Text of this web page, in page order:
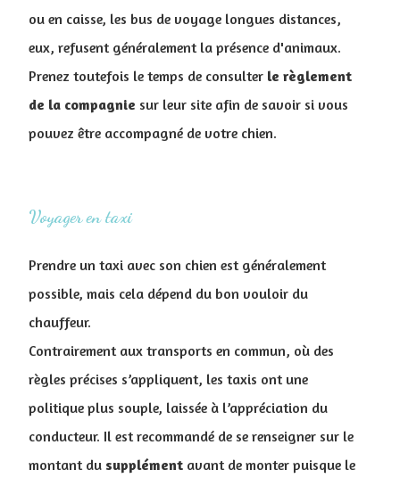
ou en caisse, les bus de voyage longues distances,
eux, refusent généralement la présence d'animaux.
Prenez toutefois le temps de consulter le règlement
de la compagnie sur leur site afin de savoir si vous
pouvez être accompagné de votre chien.
Voyager en taxi
Prendre un taxi avec son chien est généralement
possible, mais cela dépend du bon vouloir du
chauffeur.
Contrairement aux transports en commun, où des
règles précises s’appliquent, les taxis ont une
politique plus souple, laissée à l’appréciation du
conducteur. Il est recommandé de se renseigner sur le
montant du supplément avant de monter puisque le